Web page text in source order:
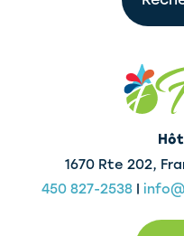
1670 Rte 202,
450 827-2538|